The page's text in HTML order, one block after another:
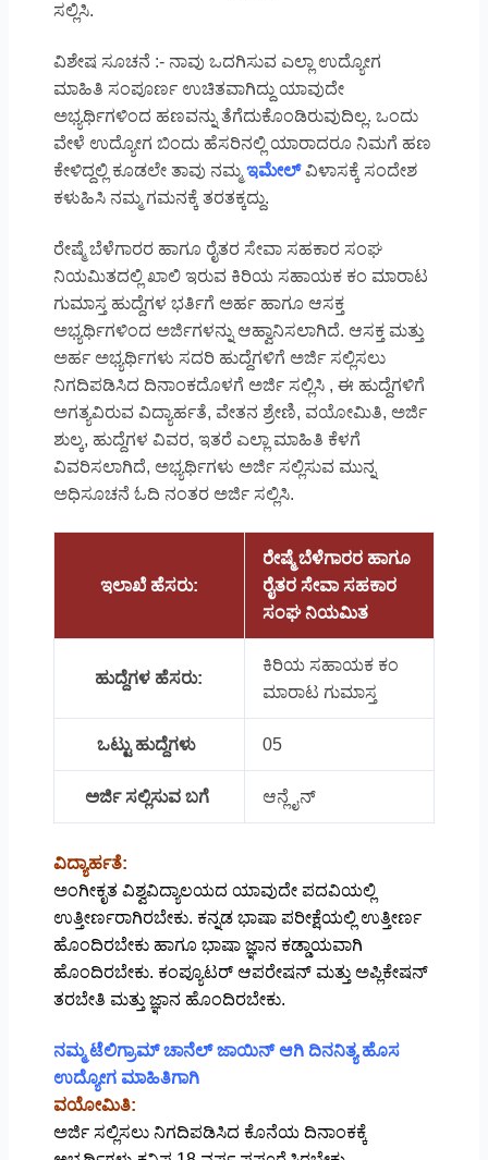
ಸಲ್ಲಿಸಿ.
ವಿಶೇಷ ಸೂಚನೆ :- ನಾವು ಒದಗಿಸುವ ಎಲ್ಲಾ ಉದ್ಯೋಗ
ಮಾಹಿತಿ ಸಂಪೂರ್ಣ ಉಚಿತವಾಗಿದ್ದು ಯಾವುದೇ
ಅಭ್ಯರ್ಥಿಗಳಿಂದ ಹಣವನ್ನು ತೆಗೆದುಕೊಂಡಿರುವುದಿಲ್ಲ. ಒಂದು
ವೇಳೆ ಉದ್ಯೋಗ ಬಿಂದು ಹೆಸರಿನಲ್ಲಿ ಯಾರಾದರೂ ನಿಮಗೆ ಹಣ
ಕೇಳಿದ್ದಲ್ಲಿ ಕೂಡಲೇ ತಾವು ನಮ್ಮಇಮೇಲ್ವಿಳಾಸಕ್ಕೆ ಸಂದೇಶ
ಕಳುಹಿಸಿ ನಮ್ಮ ಗಮನಕ್ಕೆ ತರತಕ್ಕದ್ದು.
ರೇಷ್ಮೆ ಬೆಳೆಗಾರರ ಹಾಗೂ ರೈತರ ಸೇವಾ ಸಹಕಾರ ಸಂಘ
ನಿಯಮಿತದಲ್ಲಿ ಖಾಲಿ ಇರುವ ಕಿರಿಯ ಸಹಾಯಕ ಕಂ ಮಾರಾಟ
ಗುಮಾಸ್ತ ಹುದ್ದೆಗಳ ಭರ್ತಿಗೆ ಅರ್ಹ ಹಾಗೂ ಆಸಕ್ತ
ಅಭ್ಯರ್ಥಿಗಳಿಂದ ಅರ್ಜಿಗಳನ್ನು ಆಹ್ವಾನಿಸಲಾಗಿದೆ. ಆಸಕ್ತ ಮತ್ತು
ಅರ್ಹ ಅಭ್ಯರ್ಥಿಗಳು ಸದರಿ ಹುದ್ದೆಗಳಿಗೆ ಅರ್ಜಿ ಸಲ್ಲಿಸಲು
ನಿಗದಿಪಡಿಸಿದ ದಿನಾಂಕದೊಳಗೆ ಅರ್ಜಿ ಸಲ್ಲಿಸಿ , ಈ ಹುದ್ದೆಗಳಿಗೆ
ಅಗತ್ಯವಿರುವ ವಿದ್ಯಾರ್ಹತೆ, ವೇತನ ಶ್ರೇಣಿ, ವಯೋಮಿತಿ, ಅರ್ಜಿ
ಶುಲ್ಕ, ಹುದ್ದೆಗಳ ವಿವರ, ಇತರೆ ಎಲ್ಲಾ ಮಾಹಿತಿ ಕೆಳಗೆ
ವಿವರಿಸಲಾಗಿದೆ, ಅಭ್ಯರ್ಥಿಗಳು ಅರ್ಜಿ ಸಲ್ಲಿಸುವ ಮುನ್ನ
ಅಧಿಸೂಚನೆ ಓದಿ ನಂತರ ಅರ್ಜಿ ಸಲ್ಲಿಸಿ.
ಇಲಾಖೆ ಹೆಸರು:
ರೇಷ್ಮೆ ಬೆಳೆಗಾರರ ಹಾಗೂ
ರೈತರ ಸೇವಾ ಸಹಕಾರ
ಸಂಘ ನಿಯಮಿತ
ಹುದ್ದೆಗಳ ಹೆಸರು:
ಕಿರಿಯ ಸಹಾಯಕ ಕಂ
ಮಾರಾಟ ಗುಮಾಸ್ತ
ಒಟ್ಟು ಹುದ್ದೆಗಳು 05
ಅರ್ಜಿ ಸಲ್ಲಿಸುವ ಬಗೆ ಆನ್ಲೈನ್
ವಿದ್ಯಾರ್ಹತೆ:
ಅಂಗೀಕೃತ ವಿಶ್ವವಿದ್ಯಾಲಯದ ಯಾವುದೇ ಪದವಿಯಲ್ಲಿ
ಉತ್ತೀರ್ಣರಾಗಿರಬೇಕು. ಕನ್ನಡ ಭಾಷಾ ಪರೀಕ್ಷೆಯಲ್ಲಿ ಉತ್ತೀರ್ಣ
ಹೊಂದಿರಬೇಕು ಹಾಗೂ ಭಾಷಾ ಜ್ಞಾನ ಕಡ್ಡಾಯವಾಗಿ
ಹೊಂದಿರಬೇಕು. ಕಂಪ್ಯೂಟರ್ ಆಪರೇಷನ್ ಮತ್ತು ಅಪ್ಲಿಕೇಷನ್
ತರಬೇತಿ ಮತ್ತು ಜ್ಞಾನ ಹೊಂದಿರಬೇಕು.
ನಮ್ಮ ಟೆಲಿಗ್ರಾಮ್ ಚಾನೆಲ್ ಜಾಯಿನ್ ಆಗಿ ದಿನನಿತ್ಯ ಹೊಸ
ಉದ್ಯೋಗ ಮಾಹಿತಿಗಾಗಿ
ವಯೋಮಿತಿ:
ಅರ್ಜಿ ಸಲ್ಲಿಸಲು ನಿಗದಿಪಡಿಸಿದ ಕೊನೆಯ ದಿನಾಂಕಕ್ಕೆ